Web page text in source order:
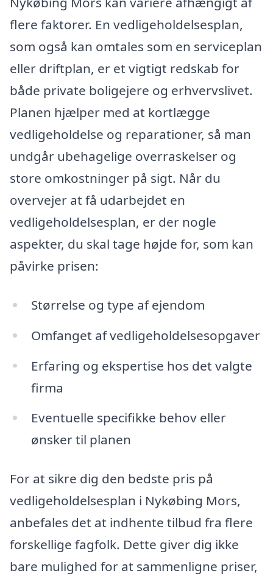
flere faktorer. En vedligeholdelsesplan,
som også kan omtales som en serviceplan
eller driftplan, er et vigtigt redskab for
både private boligejere og erhvervslivet.
Planen hjælper med at kortlægge
vedligeholdelse og reparationer, så man
undgår ubehagelige overraskelser og
store omkostninger på sigt. Når du
overvejer at få udarbejdet en
vedligeholdelsesplan, er der nogle
aspekter, du skal tage højde for, som kan
påvirke prisen:
Størrelse og type af ejendom
Omfanget af vedligeholdelsesopgaver
Erfaring og ekspertise hos det valgte
firma
Eventuelle specifikke behov eller
ønsker til planen
For at sikre dig den bedste pris på
vedligeholdelsesplan i Nykøbing Mors,
anbefales det at indhente tilbud fra flere
forskellige fagfolk. Dette giver dig ikke
bare mulighed for at sammenligne priser,